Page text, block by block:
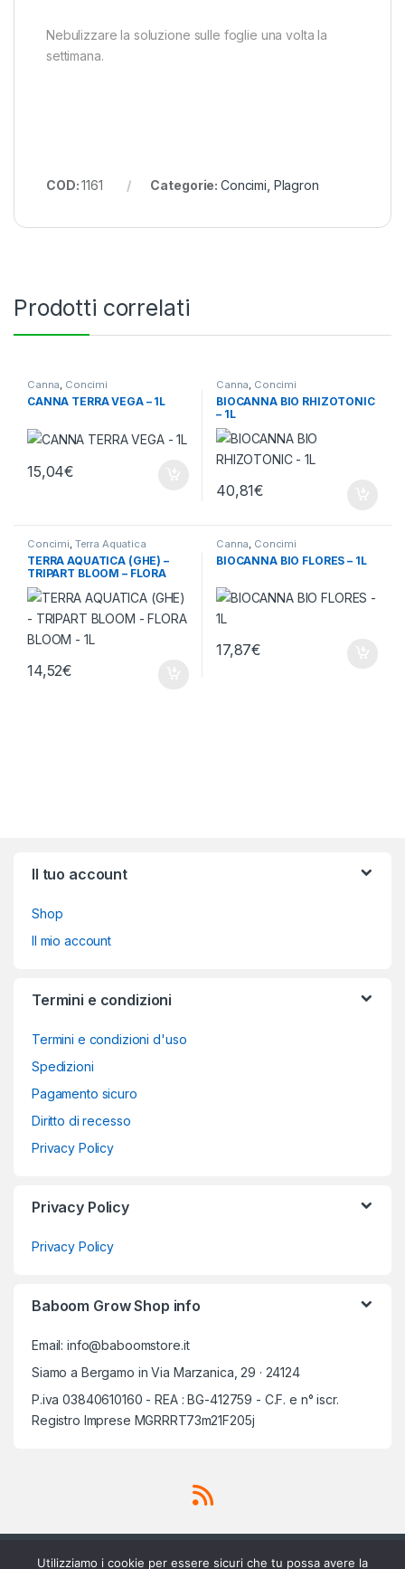
Nebulizzare la soluzione sulle foglie una volta la
settimana.
COD:1161 Categorie: Concimi Plagron
Prodotti correlati
Canna, Concimi
CANNA TERRA VEGA – 1L
15,04€
Canna, Concimi
BIOCANNA BIO RHIZOTONIC
– 1L
40,81€
Concimi Terra Aquatica
TERRA AQUATICA (GHE) –
TRIPART BLOOM – FLORA
BLOOM – 1L
14,52€
Canna Concimi
BIOCANNA BIO FLORES – 1L
17,87€
Il tuo account
Shop
Il mio account
Termini e condizioni
Termini e condizioni d'uso
Spedizioni
Pagamento sicuro
Diritto di recesso
Privacy Policy
Privacy Policy
Privacy Policy
Baboom Grow Shop info
Email: info@baboomstore.it
Siamo a Bergamo in Via Marzanica, 29 · 24124
P.iva 03840610160 - REA : BG-412759 - C.F. e n° iscr.
Registro Imprese MGRRRT73m21F205j
Utilizziamo i cookie per essere sicuri che tu possa avere la